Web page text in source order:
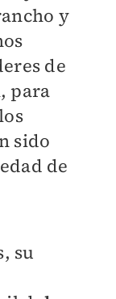
y
de
para
sido
de
su